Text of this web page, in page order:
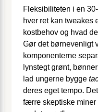
Fleksibiliteten i en
hver ret kan tweakes
kostbehov og hvad
Gør det børnevenligt
komponenterne
lynstegt grønt,
lad ungerne bygge
deres eget tempo.
færre skeptiske miner